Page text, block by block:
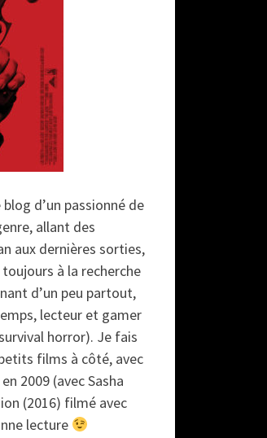
d’un passionné de
allant des
aux dernières sorties,
à la recherche
d’un peu partout,
lecteur et gamer
horror). Je fais
films à côté, avec
2009 (avec Sasha
(2016) filmé avec
lecture